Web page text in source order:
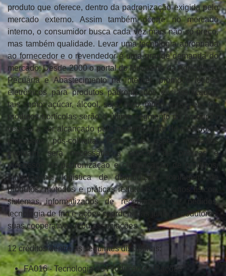
produto que oferece, dentro da padronização exigida pelo
mercado externo. Assim também ocorre no mercado
interno, o consumidor busca cada vez mais não só preço,
mas também qualidade. Levar uma tecnologia apropriada
ao fornecedor e o revendedor é uma grande demanda do
mercado; Desde 2000 o portal do Ministério da Agricultura,
Pecuária e Abastecimento na internet, promove leilões
eletrônicos para produtos padronizados e classificados,
tais como: açúcar, álcool, soja, trigo, milho, arroz, etc. Os
produtos hortícolas serão o último segmento da produção
vegetal a ser alcançado pela modernização de métodos e
processos pós-colheita. Para que esses mercados
evoluam, será necessária a adoção de práticas e
processos de padronização e classificação de produtos,
embalagens, logística de distribuição, rotulagem de
produtos, métodos e práticas redutoras de danos físicos,
sistemas informatizados de recebimento de pedidos,
tecnologia de frio e ações coordenadas junto a produtores,
suas cooperativas e/ou associações.
12 créditos dentre as seguintes disciplinas:
FA016 - Tecnologia de Produção de Rações